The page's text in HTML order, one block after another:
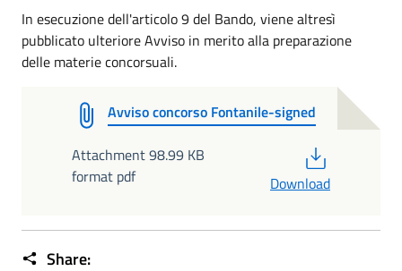
In esecuzione dell'articolo 9 del Bando, viene altresì
pubblicato ulteriore Avviso in merito alla preparazione
delle materie concorsuali.
Avviso concorso Fontanile-signed
Attachment 98.99 KB
format pdf
Download
Share: